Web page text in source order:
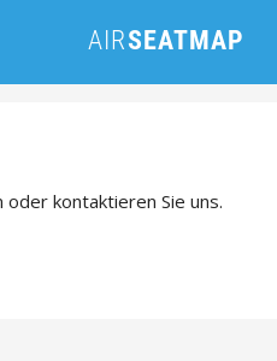
kontaktieren Sie uns.